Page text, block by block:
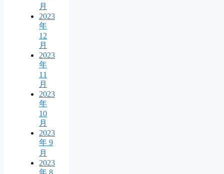
月
2023
年
12
月
2023
年
11
月
2023
年
10
月
2023
年 9
月
2023